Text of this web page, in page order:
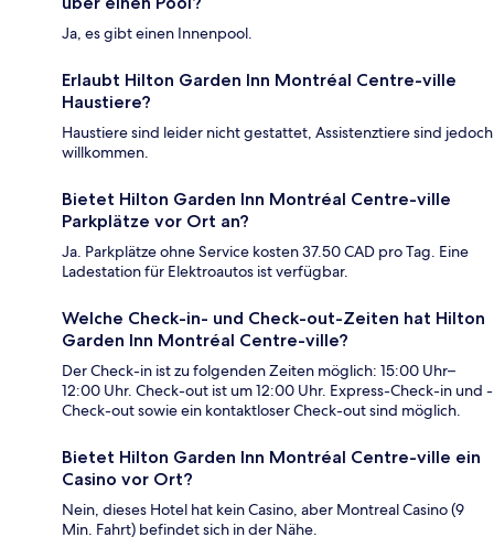
Ja, es gibt einen Innenpool.
Erlaubt Hilton Garden Inn Montréal Centre-ville
Haustiere?
Haustiere sind leider nicht gestattet, Assistenztiere sind jedoch
willkommen.
Bietet Hilton Garden Inn Montréal Centre-ville
Parkplätze vor Ort an?
Ja. Parkplätze ohne Service kosten 37.50 CAD pro Tag. Eine
Ladestation für Elektroautos ist verfügbar.
Welche Check-in- und Check-out-Zeiten hat Hilton
Garden Inn Montréal Centre-ville?
Der Check-in ist zu folgenden Zeiten möglich: 15:00 Uhr–
12:00 Uhr. Check-out ist um 12:00 Uhr. Express-Check-in und -
Check-out sowie ein kontaktloser Check-out sind möglich.
Bietet Hilton Garden Inn Montréal Centre-ville ein
Casino vor Ort?
Nein, dieses Hotel hat kein Casino, aber Montreal Casino (9
Min. Fahrt) befindet sich in der Nähe.